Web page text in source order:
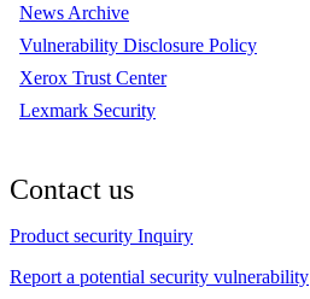
News Archive
Vulnerability Disclosure Policy
Xerox Trust Center
Lexmark Security
Contact us
Product security Inquiry
Report a potential security vulnerability